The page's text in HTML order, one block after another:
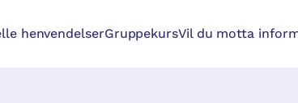
henvendelserGruppekursVil du motta